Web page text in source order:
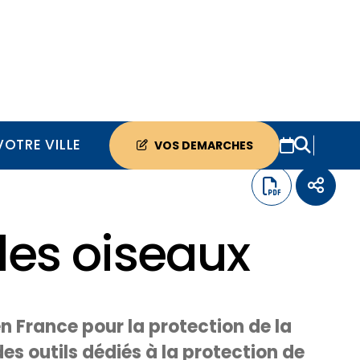
VILLE VOS DEMARCHES
oiseaux
France pour la protection de la
outils dédiés à la protection de